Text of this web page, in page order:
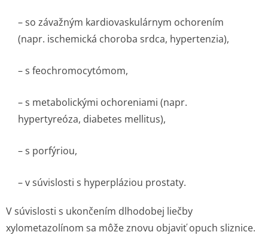
– so závažným kardiovaskulárnym ochorením
(napr. ischemická choroba srdca, hypertenzia),
– s feochromocytómom,
– s metabolickými ochoreniami (napr.
hypertyreóza, diabetes mellitus),
– s porfýriou,
– v súvislosti s hyperpláziou prostaty.
V súvislosti s ukončením dlhodobej liečby
xylometazolínom sa môže znovu objaviť opuch sliznice.